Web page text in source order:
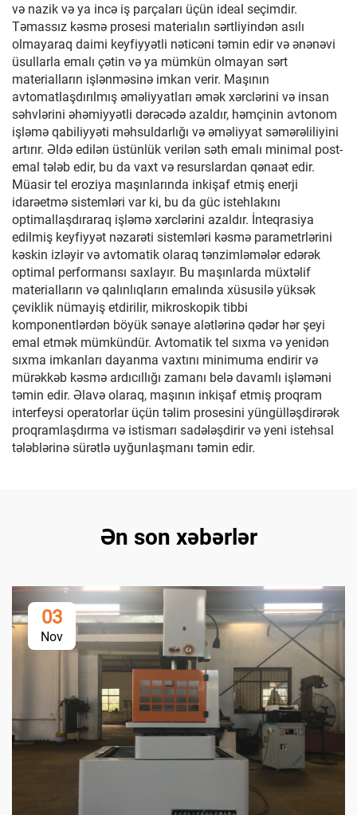
və nazik və ya incə iş parçaları üçün ideal seçimdir.
Təmassız kəsmə prosesi materialın sərtliyindən asılı
olmayaraq daimi keyfiyyətli nəticəni təmin edir və ənənəvi
üsullarla emalı çətin və ya mümkün olmayan sərt
materialların işlənməsinə imkan verir. Maşının
avtomatlaşdırılmış əməliyyatları əmək xərclərini və insan
səhvlərini əhəmiyyətli dərəcədə azaldır, həmçinin avtonom
işləmə qabiliyyəti məhsuldarlığı və əməliyyat səmərəliliyini
artırır. Əldə edilən üstünlük verilən səth emalı minimal post-
emal tələb edir, bu da vaxt və resurslardan qənaət edir.
Müasir tel eroziya maşınlarında inkişaf etmiş enerji
idarəetmə sistemləri var ki, bu da güc istehlakını
optimallaşdıraraq işləmə xərclərini azaldır. İnteqrasiya
edilmiş keyfiyyət nəzarəti sistemləri kəsmə parametrlərini
kəskin izləyir və avtomatik olaraq tənzimləmələr edərək
optimal performansı saxlayır. Bu maşınlarda müxtəlif
materialların və qalınlıqların emalında xüsusilə yüksək
çeviklik nümayiş etdirilir, mikroskopik tibbi
komponentlərdən böyük sənaye alətlərinə qədər hər şeyi
emal etmək mümkündür. Avtomatik tel sıxma və yenidən
sıxma imkanları dayanma vaxtını minimuma endirir və
mürəkkəb kəsmə ardıcıllığı zamanı belə davamlı işləməni
təmin edir. Əlavə olaraq, maşının inkişaf etmiş proqram
interfeysi operatorlar üçün təlim prosesini yüngülləşdirərək
proqramlaşdırma və istismarı sadələşdirir və yeni istehsal
tələblərinə sürətlə uyğunlaşmanı təmin edir.
Ən son xəbərlər
03
Nov